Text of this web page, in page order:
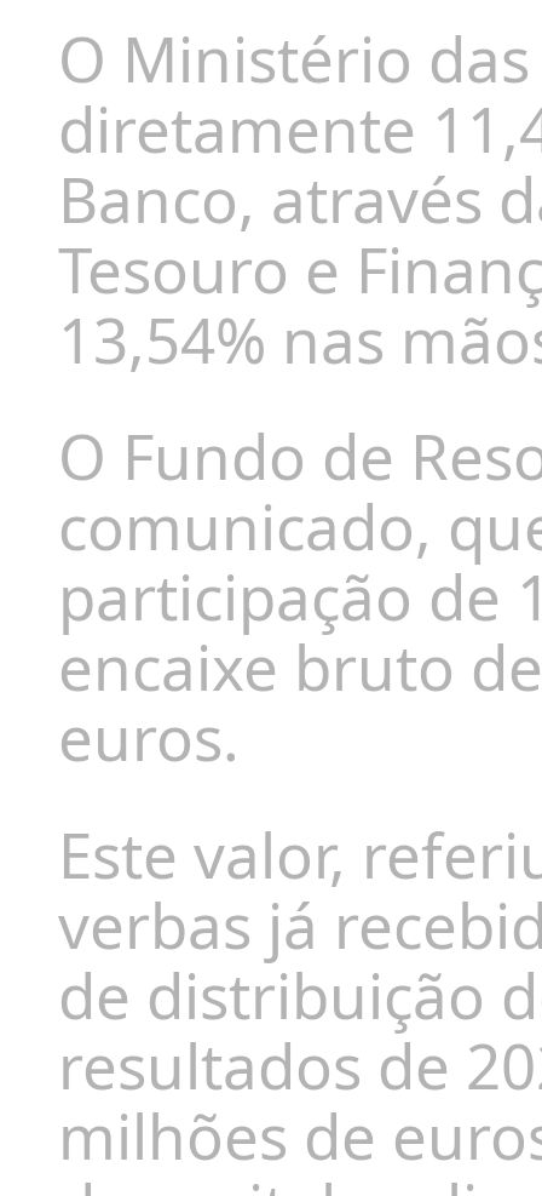
O Ministério
diretamente
Banco, através
Tesouro e
13,54% nas
O Fundo de
comunicado,
participação de
encaixe bruto
euros.
Este valor,
verbas já
de distribuição
resultados de
milhões de